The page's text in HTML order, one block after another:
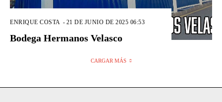
ENRIQUE COSTA - 21 DE JUNIO DE 2025 06:53
Bodega Hermanos Velasco
CARGAR MÁS